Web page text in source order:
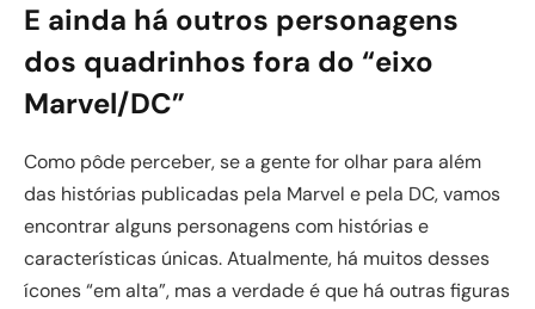
E ainda há outros personagens
dos quadrinhos fora do “eixo
Marvel/DC”
Como pôde perceber, se a gente for olhar para além
das histórias publicadas pela Marvel e pela DC, vamos
encontrar alguns personagens com histórias e
características únicas. Atualmente, há muitos desses
ícones “em alta”, mas a verdade é que há outras figuras